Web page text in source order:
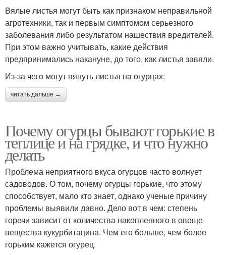
Вялые листья могут быть как признаком неправильной
агротехники, так и первым симптомом серьезного
заболевания либо результатом нашествия вредителей.
При этом важно учитывать, какие действия
предпринимались накануне, до того, как листья завяли.
Из-за чего могут вянуть листья на огурцах:
читать дальше →
Почему огурцы бывают горькие в
теплице и на грядке, и что нужно
делать
Проблема неприятного вкуса огурцов часто волнует
садоводов. О том, почему огурцы горькие, что этому
способствует, мало кто знает, однако ученые причину
проблемы выявили давно. Дело вот в чем: степень
горечи зависит от количества накопленного в овоще
вещества кукурбитацина. Чем его больше, чем более
горьким кажется огурец.